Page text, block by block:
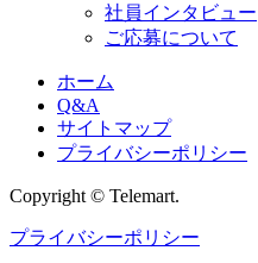
社員インタビュー
ご応募について
ホーム
Q&A
サイトマップ
プライバシーポリシー
Copyright © Telemart.
プライバシーポリシー